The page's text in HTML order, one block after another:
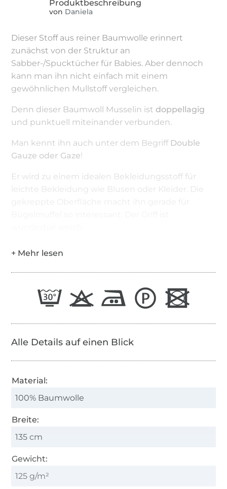
von Daniela
Dieser Stoff aus reiner Baumwolle erinnert
zunächst von der Struktur an
Sabber-/Spucktücher für Babies. Aber dennoch
kann man ihn nicht einfach mit einem
gewöhnlichen Mullstoff vergleichen.
Denn dieser Baumwoll Musselin ist doppellagig
und punktuell miteinander verbunden.
Man kennt ihn auch unter dem Begriff Double
Gauze oder Gaze!
Er wird zu einem idealen Bekleidungsstoff für
leichte Bekleidung wie Blusen oder Kleider. Die
Alle Details auf einen Blick
Material:
100% Baumwolle
Breite:
135 cm
Gewicht:
125 g/m²